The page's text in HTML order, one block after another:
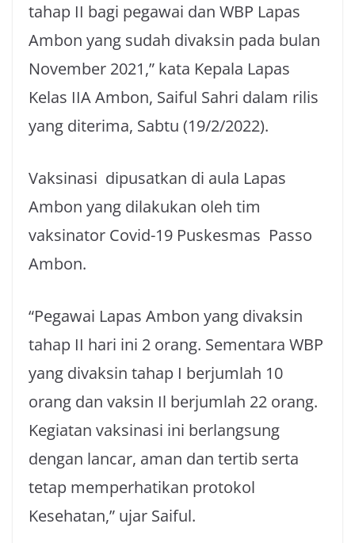
tahap II bagi pegawai dan WBP Lapas
Ambon yang sudah divaksin pada bulan
November 2021,” kata Kepala Lapas
Kelas IIA Ambon, Saiful Sahri dalam rilis
yang diterima, Sabtu (19/2/2022).
Vaksinasi dipusatkan di aula Lapas
Ambon yang dilakukan oleh tim
vaksinator Covid-19 Puskesmas Passo
Ambon.
“Pegawai Lapas Ambon yang divaksin
tahap II hari ini 2 orang. Sementara WBP
yang divaksin tahap I berjumlah 10
orang dan vaksin Il berjumlah 22 orang.
Kegiatan vaksinasi ini berlangsung
dengan lancar, aman dan tertib serta
tetap memperhatikan protokol
Kesehatan,” ujar Saiful.